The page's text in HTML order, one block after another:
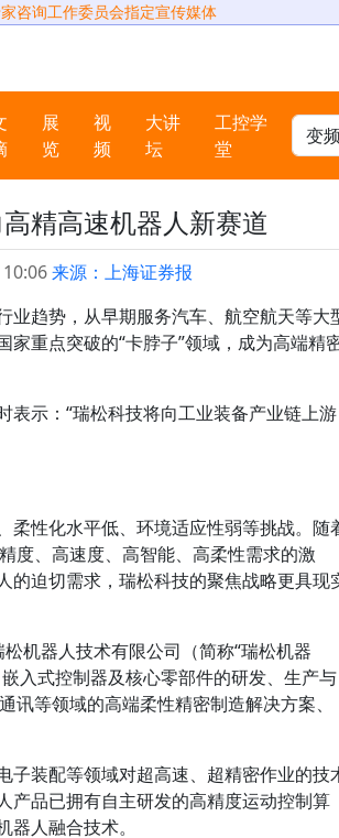
咨询工作委员会指定宣传媒体
展
览
视
频
大讲
坛
工控学
堂
精高速机器人新赛道
来源：上海证券报
业趋势，从早期服务汽车、航空航天等大
重点突破的“卡脖子”领域，成为高端精
表示：“瑞松科技将向工业装备产业链上游
柔性化水平低、环境适应性弱等挑战。随
度、高速度、高智能、高柔性需求的激
的迫切需求，瑞松科技的聚焦战略更具现
机器人技术有限公司（简称“瑞松机器
入式控制器及核心零部件的研发、生产与
等领域的高端柔性精密制造解决方案、
子装配等领域对超高速、超精密作业的技
产品已拥有自主研发的高精度运动控制算
人融合技术。